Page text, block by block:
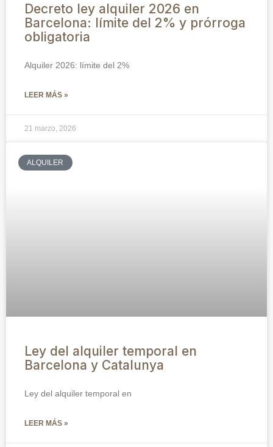
Decreto ley alquiler 2026 en
Barcelona: límite del 2% y prórroga
obligatoria
Alquiler 2026: límite del 2%
LEER MÁS »
21 marzo, 2026
ALQUILER
Ley del alquiler temporal en
Barcelona y Catalunya
Ley del alquiler temporal en
LEER MÁS »